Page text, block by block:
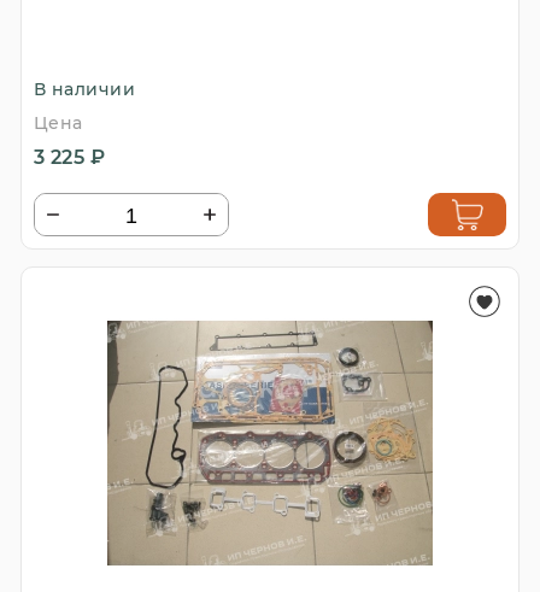
В наличии
Цена
3 225 ₽